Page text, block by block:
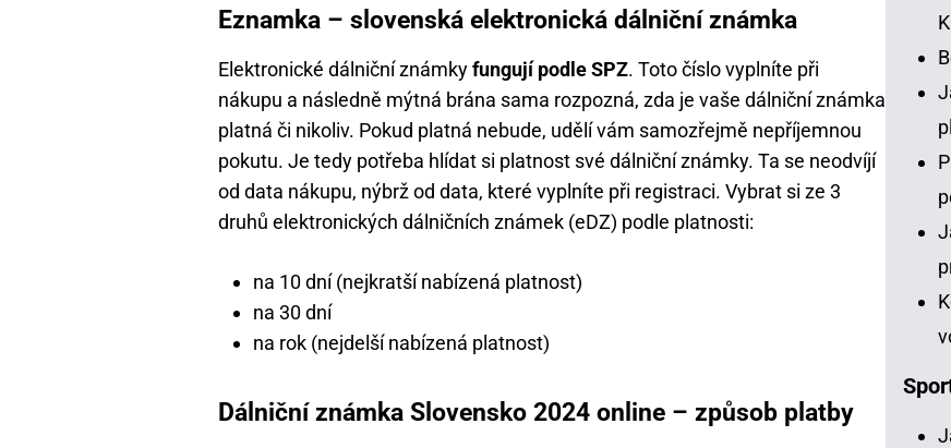
Eznamka – slovenská elektronická dálniční známka
Elektronické dálniční známkyfungují podle SPZ. Toto číslo vyplníte při
nákupu a následně mýtná brána sama rozpozná, zda je vaše dálniční známka
platná či nikoliv. Pokud platná nebude, udělí vám samozřejmě nepříjemnou
pokutu. Je tedy potřeba hlídat si platnost své dálniční známky. Ta se neodvíjí
od data nákupu, nýbrž od data, které vyplníte při registraci. Vybrat si ze 3
druhů elektronických dálničních známek (eDZ) podle platnosti:
na 10 dní (nejkratší nabízená platnost)
na 30 dní
na rok (nejdelší nabízená platnost)
Dálniční známka Slovensko 2024 online – způsob platby